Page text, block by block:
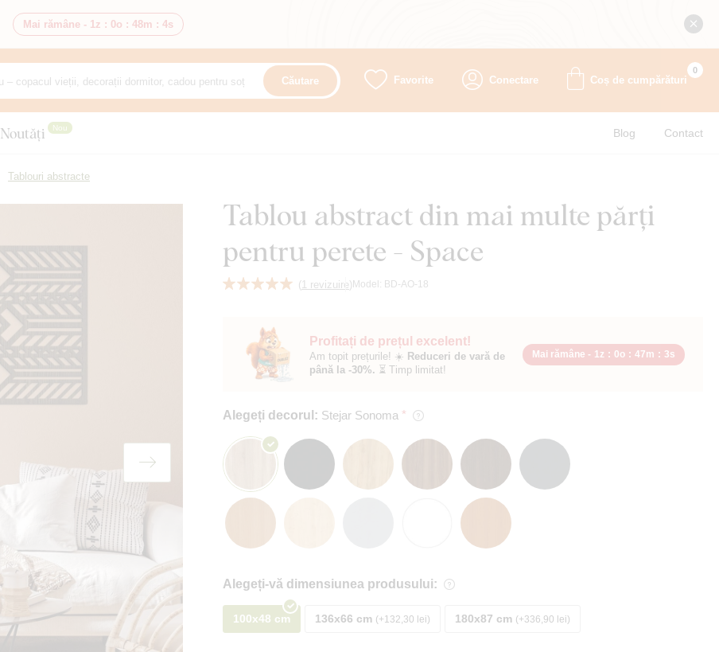
Mai rămâne - 1z : 0o : 48m : 2s
Căutare Favorite Conectare Coș de cumpărături
0
Noutăți Nou Blog Contact
Tablouri abstracte
Tablou abstract din mai multe părți
pentru perete - Space
( 1 revizuire) Model: BD-AO-18
Profitați de prețul excelent!
Am topit prețurile! ☀️ Reduceri de vară de
până la -30%. ⏳ Timp limitat!
Mai rămâne - 1z : 0o : 47m : 2s
Alegeți decorul: Stejar Sonoma
Alegeți-vă dimensiunea produsului:
100x48 cm 136x66 cm +132,30 lei 180x87 cm +336,90 lei